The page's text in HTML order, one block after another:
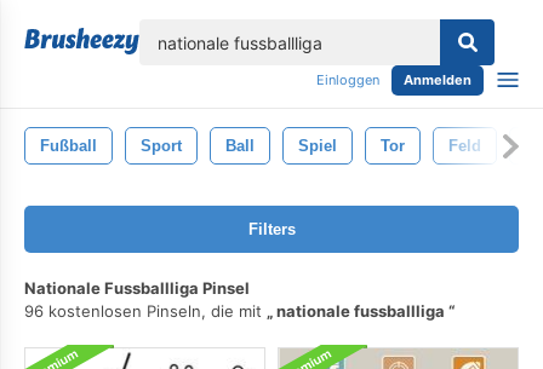
Einloggen Anmelden
Fußball Sport Ball Spiel Tor Feld
Filters
Nationale Fussballliga Pinsel
96 kostenlosen Pinseln, die mit
nationale fussballliga